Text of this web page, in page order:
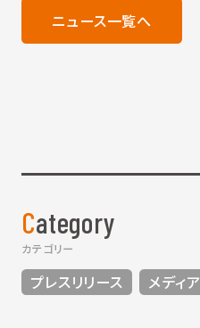
ニュース一覧へ
Category
カテゴリー
プレスリリース メディア